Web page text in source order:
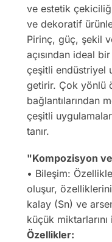
ve estetik
ve dekoratif
Pirinç, güç, şekil
açısından ideal
çeşitli endüstriyel
getirir. Çok yönlü
bağlantılarından
çeşitli
tanır.
"Kompozisyon
• Bileşim:
oluşur,
kalay (Sn) ve
küçük miktarlarını
Özellikler: